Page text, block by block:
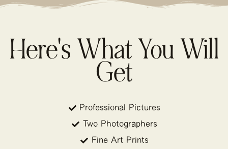
Here's What You Will
Get
Professional Pictures
Two Photographers
Fine Art Prints